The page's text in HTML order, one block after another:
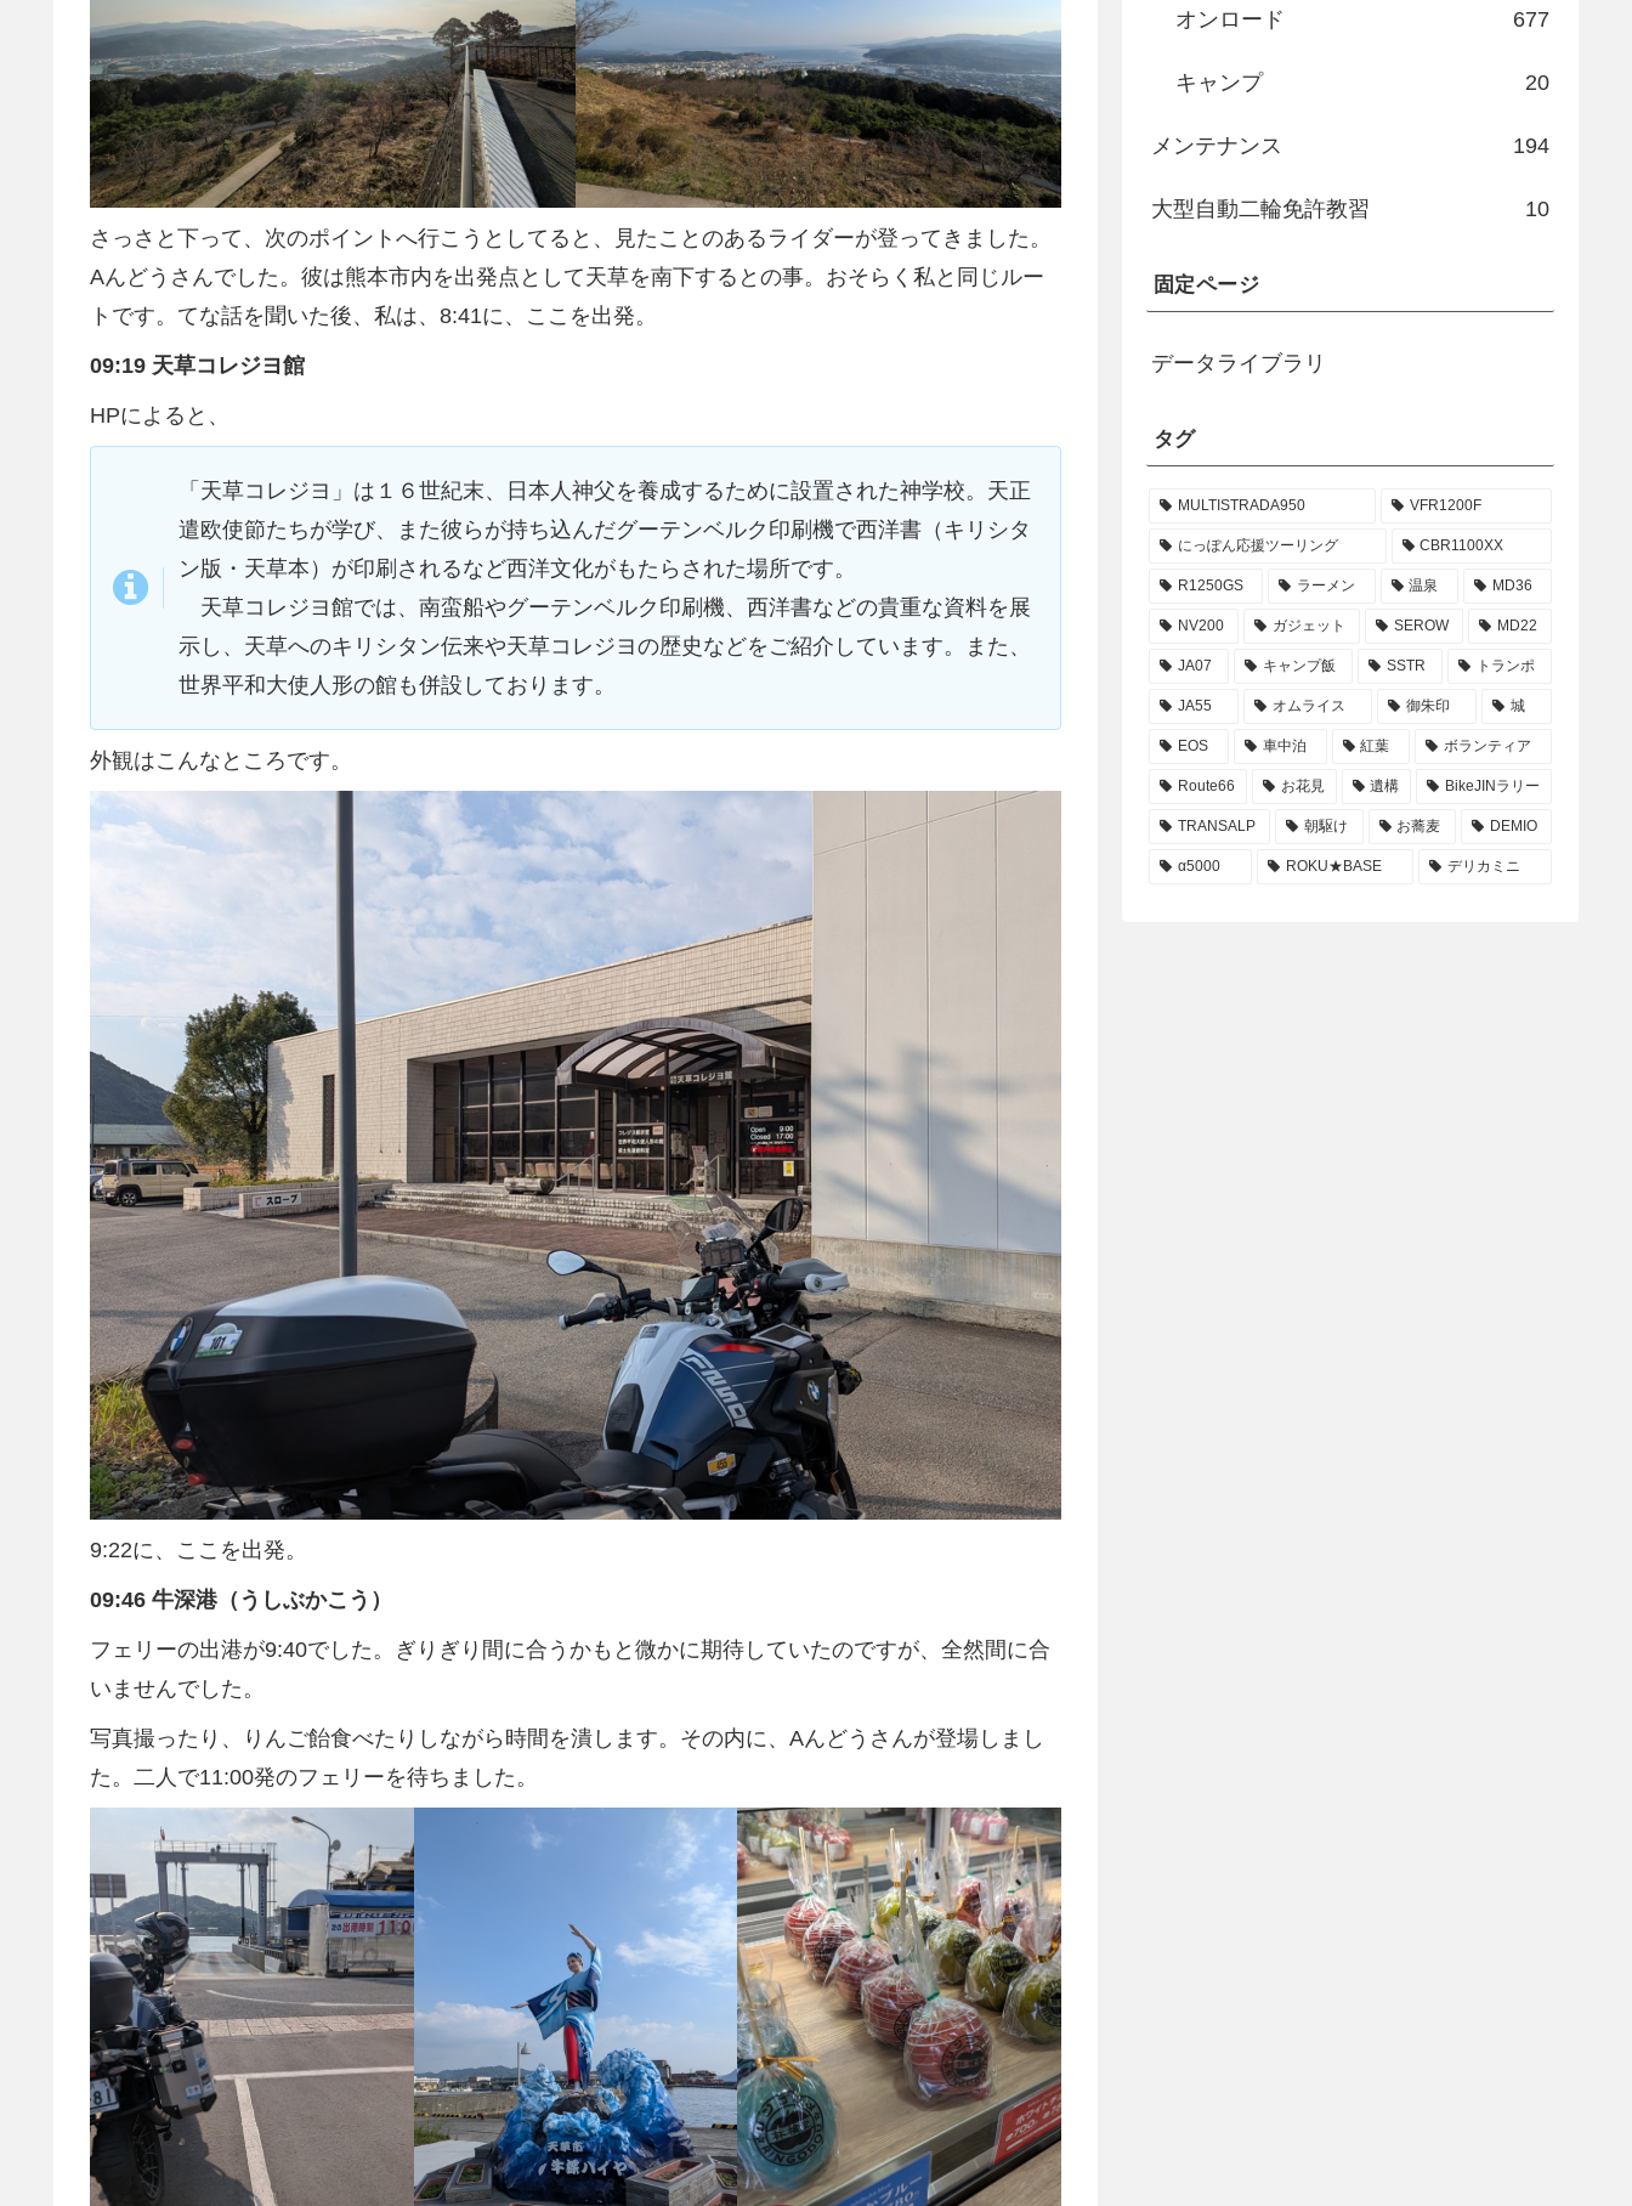
さっさと下って、次のポイントへ行こうとしてると、見たことのあるライダーが登ってきました。
Aんどうさんでした。彼は熊本市内を出発点として天草を南下するとの事。おそらく私と同じルー
トです。てな話を聞いた後、私は、8:41に、ここを出発。
09:19 天草コレジヨ館
HPによると、
「天草コレジヨ」は１６世紀末、日本人神父を養成するために設置された神学校。天正
遣欧使節たちが学び、また彼らが持ち込んだグーテンベルク印刷機で西洋書（キリシタ
ン版・天草本）が印刷されるなど西洋文化がもたらされた場所です。
天草コレジヨ館では、南蛮船やグーテンベルク印刷機、西洋書などの貴重な資料を展
示し、天草へのキリシタン伝来や天草コレジヨの歴史などをご紹介しています。また、
世界平和大使人形の館も併設しております。
外観はこんなところです。
9:22に、ここを出発。
09:46 牛深港（うしぶかこう）
フェリーの出港が9:40でした。ぎりぎり間に合うかもと微かに期待していたのですが、全然間に合
いませんでした。
写真撮ったり、りんご飴食べたりしながら時間を潰します。その内に、Aんどうさんが登場しまし
た。二人で11:00発のフェリーを待ちました。
オンロード 677
キャンプ 20
メンテナンス 194
大型自動二輪免許教習 10
固定ページ
データライブラリ
タグ
MULTISTRADA950 VFR1200F
にっぽん応援ツーリング CBR1100XX
R1250GS ラーメン 温泉 MD36
NV200 ガジェット SEROW MD22
JA07 キャンプ飯 SSTR トランポ
JA55 オムライス 御朱印 城
EOS 車中泊 紅葉 ボランティア
Route66 お花見 遺構 BikeJINラリー
TRANSALP 朝駆け お蕎麦 DEMIO
α5000 ROKU★BASE デリカミニ